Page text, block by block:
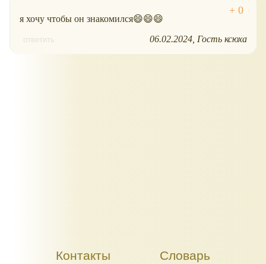
я хочу чтобы он знакомился😄😄😄
ответить 06.02.2024 Гость ксюха
Контакты Словарь